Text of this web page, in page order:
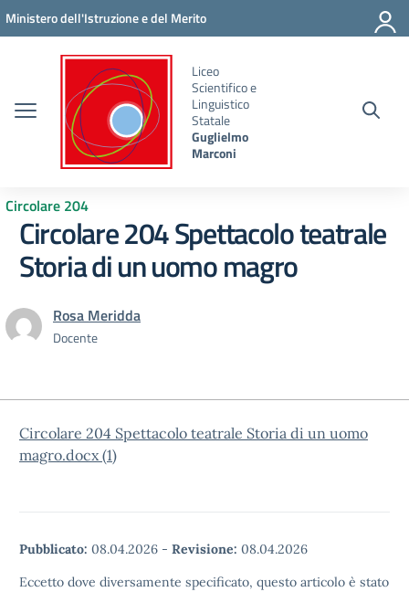
Vai ai contenuti
Vai al menu di navigazione
Vai al footer
Ministero dell'Istruzione e del Merito
Liceo
Scientifico e
Linguistico
Statale
Guglielmo
Marconi
Circolare 204
Circolare 204 Spettacolo teatrale
Storia di un uomo magro
Rosa Meridda
Docente
Circolare 204 Spettacolo teatrale Storia di un uomo
magro.docx (1)
Pubblicato: 08.04.2026 - Revisione: 08.04.2026
Eccetto dove diversamente specificato, questo articolo è stato